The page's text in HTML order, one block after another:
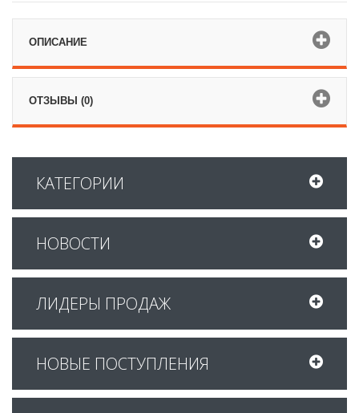
ОПИСАНИЕ
ОТЗЫВЫ (0)
КАТЕГОРИИ
НОВОСТИ
ЛИДЕРЫ ПРОДАЖ
НОВЫЕ ПОСТУПЛЕНИЯ